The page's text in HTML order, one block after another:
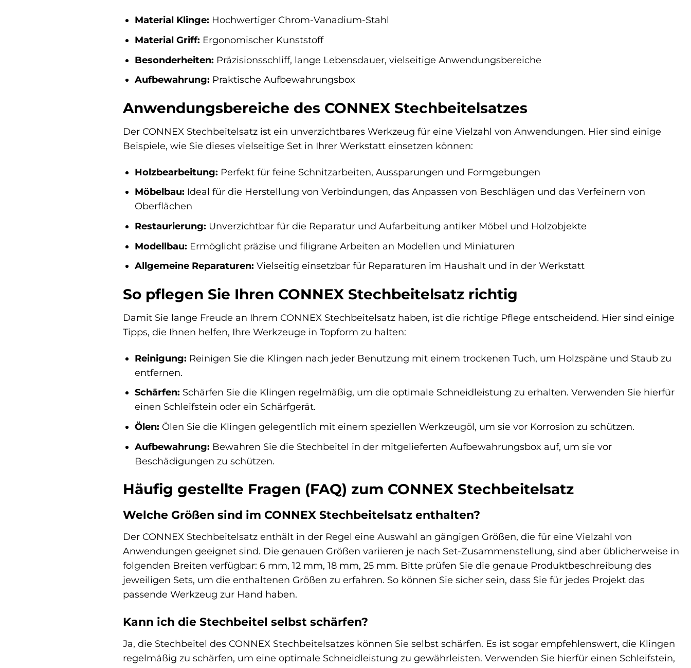
Material Klinge: Hochwertiger Chrom-Vanadium-Stahl
Material Griff: Ergonomischer Kunststoff
Besonderheiten: Präzisionsschliff, lange Lebensdauer, vielseitige Anwendungsbereiche
Aufbewahrung: Praktische Aufbewahrungsbox
Anwendungsbereiche des CONNEX Stechbeitelsatzes
Der CONNEX Stechbeitelsatz ist ein unverzichtbares Werkzeug für eine Vielzahl von Anwendungen. Hier sind einige
Beispiele, wie Sie dieses vielseitige Set in Ihrer Werkstatt einsetzen können:
Holzbearbeitung: Perfekt für feine Schnitzarbeiten, Aussparungen und Formgebungen
Möbelbau: Ideal für die Herstellung von Verbindungen, das Anpassen von Beschlägen und das Verfeinern von
Oberflächen
Restaurierung: Unverzichtbar für die Reparatur und Aufarbeitung antiker Möbel und Holzobjekte
Modellbau: Ermöglicht präzise und filigrane Arbeiten an Modellen und Miniaturen
Allgemeine Reparaturen: Vielseitig einsetzbar für Reparaturen im Haushalt und in der Werkstatt
So pflegen Sie Ihren CONNEX Stechbeitelsatz richtig
Damit Sie lange Freude an Ihrem CONNEX Stechbeitelsatz haben, ist die richtige Pflege entscheidend. Hier sind einige
Tipps, die Ihnen helfen, Ihre Werkzeuge in Topform zu halten:
Reinigung: Reinigen Sie die Klingen nach jeder Benutzung mit einem trockenen Tuch, um Holzspäne und Staub zu
entfernen.
Schärfen: Schärfen Sie die Klingen regelmäßig, um die optimale Schneidleistung zu erhalten. Verwenden Sie hierfür
einen Schleifstein oder ein Schärfgerät.
Ölen: Ölen Sie die Klingen gelegentlich mit einem speziellen Werkzeugöl, um sie vor Korrosion zu schützen.
Aufbewahrung: Bewahren Sie die Stechbeitel in der mitgelieferten Aufbewahrungsbox auf, um sie vor
Beschädigungen zu schützen.
Häufig gestellte Fragen (FAQ) zum CONNEX Stechbeitelsatz
Welche Größen sind im CONNEX Stechbeitelsatz enthalten?
Der CONNEX Stechbeitelsatz enthält in der Regel eine Auswahl an gängigen Größen, die für eine Vielzahl von
Anwendungen geeignet sind. Die genauen Größen variieren je nach Set-Zusammenstellung, sind aber üblicherweise in
folgenden Breiten verfügbar: 6 mm, 12 mm, 18 mm, 25 mm. Bitte prüfen Sie die genaue Produktbeschreibung des
jeweiligen Sets, um die enthaltenen Größen zu erfahren. So können Sie sicher sein, dass Sie für jedes Projekt das
passende Werkzeug zur Hand haben.
Kann ich die Stechbeitel selbst schärfen?
Ja, die Stechbeitel des CONNEX Stechbeitelsatzes können Sie selbst schärfen. Es ist sogar empfehlenswert, die Klingen
regelmäßig zu schärfen, um eine optimale Schneidleistung zu gewährleisten. Verwenden Sie hierfür einen Schleifstein,